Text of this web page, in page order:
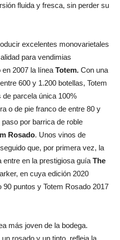
fluida y fresca, sin perder su
excelentes monovarietales
para vendimias
2007 la línea Totem. Con una
600 y 1.200 botellas, Totem
parcela única 100%
o de pie franco de entre 80 y
por barrica de roble
Rosado. Unos vinos de
que, por primera vez, la
entre en la prestigiosa guía The
en cuya edición 2020
90 puntos y Totem Rosado 2017
más joven de la bodega.
rosado y un tinto, refleja la